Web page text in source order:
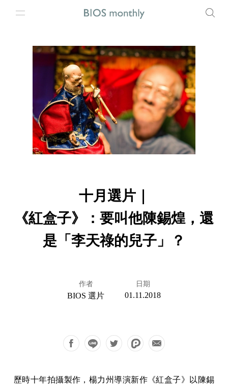
十月選片｜
《紅盒子》：要叫他陳錫煌，還
是「李天祿的兒子」？
作者
BIOS 選片
日期
01.11.2018
歷時十年拍攝製作，楊力州導演新作《紅盒子》以陳錫